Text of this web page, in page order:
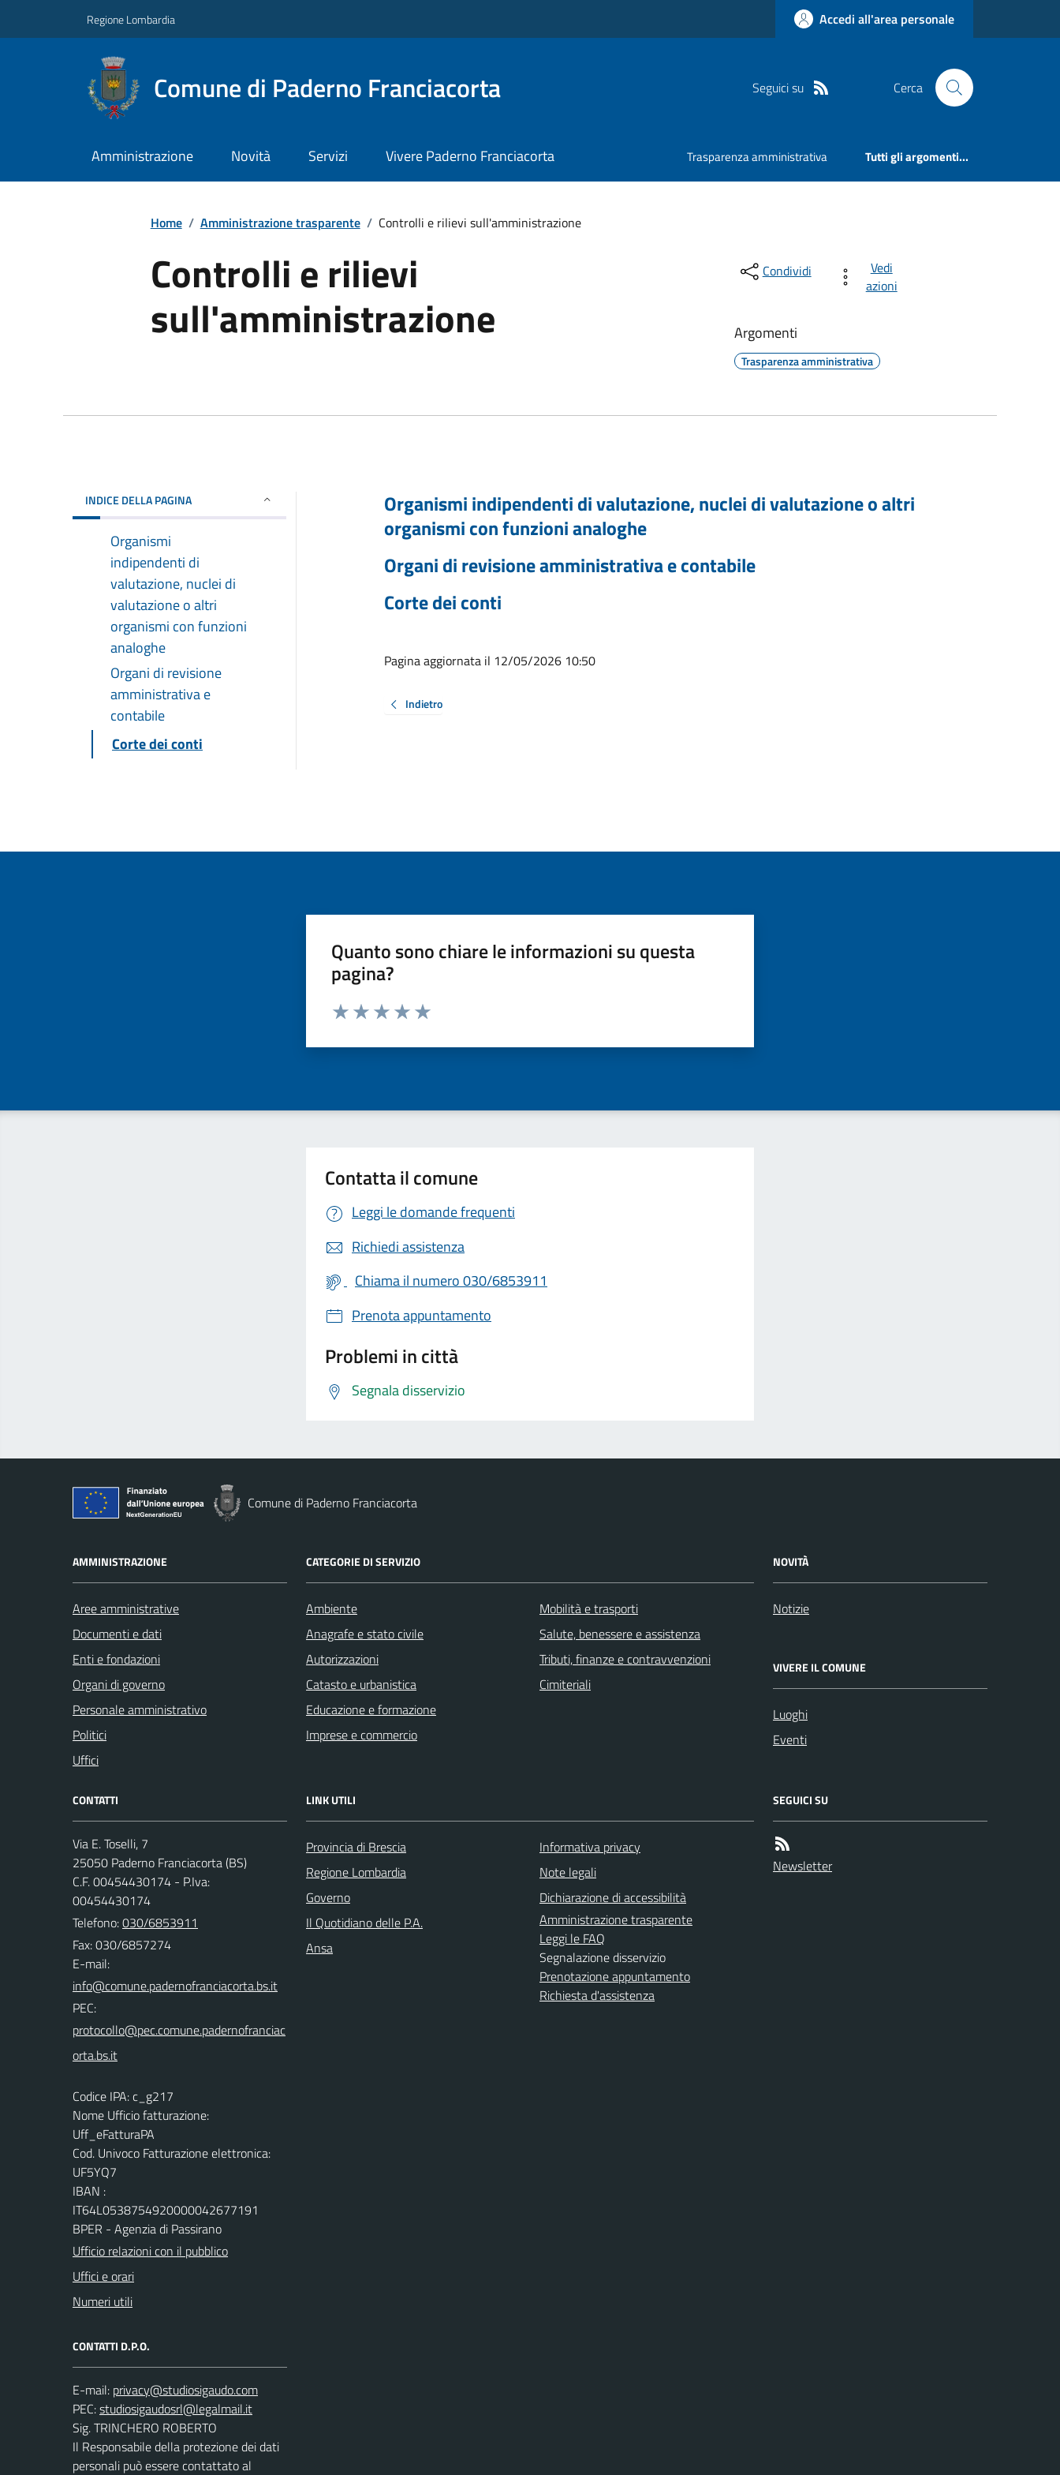
Regione Lombardia Accedi all'area personale
Comune di Paderno Franciacorta Seguici su Cerca
Amministrazione Novità Servizi Vivere Paderno Franciacorta Trasparenza amministrativa Tutti gli argomenti...
Home / Amministrazione trasparente / Controlli e rilievi sull'amministrazione
Controlli e rilievi
sull'amministrazione
Condividi
Vedi
azioni
Argomenti
Trasparenza amministrativa
INDICE DELLA PAGINA
Organismi
indipendenti di
valutazione, nuclei di
valutazione o altri
organismi con funzioni
analoghe
Organi di revisione
amministrativa e
contabile
Corte dei conti
Organismi indipendenti di valutazione, nuclei di valutazione o altri
organismi con funzioni analoghe
Organi di revisione amministrativa e contabile
Corte dei conti
Pagina aggiornata il 12/05/2026 10:50
Indietro
Quanto sono chiare le informazioni su questa
pagina?
Valuta da 1 a 5 stelle la pagina
Contatta il comune
Leggi le domande frequenti
Richiedi assistenza
Chiama il numero 030/6853911
Prenota appuntamento
Problemi in città
Segnala disservizio
Comune di Paderno Franciacorta
AMMINISTRAZIONE
Aree amministrative
Documenti e dati
Enti e fondazioni
Organi di governo
Personale amministrativo
Politici
Uffici
CATEGORIE DI SERVIZIO
Ambiente
Anagrafe e stato civile
Autorizzazioni
Catasto e urbanistica
Educazione e formazione
Imprese e commercio
Mobilità e trasporti
Salute, benessere e assistenza
Tributi, finanze e contravvenzioni
Cimiteriali
NOVITÀ
Notizie
VIVERE IL COMUNE
Luoghi
Eventi
CONTATTI
Via E. Toselli, 7
25050 Paderno Franciacorta (BS)
C.F. 00454430174 - P.Iva:
00454430174
Telefono:030/6853911
Fax: 030/6857274
E-mail:
PEC:
Codice IPA: c_g217
Nome Ufficio fatturazione:
Uff_eFatturaPA
Cod. Univoco Fatturazione elettronica:
UF5YQ7
IBAN :
IT64L0538754920000042677191
BPER - Agenzia di Passirano
Ufficio relazioni con il pubblico
Uffici e orari
Numeri utili
CONTATTI D.P.O.
E-mail:
PEC:
Sig. TRINCHERO ROBERTO
Il Responsabile della protezione dei dati
personali può essere contattato al
LINK UTILI
Provincia di Brescia
Regione Lombardia
Governo
Il Quotidiano delle P.A.
Ansa
Informativa privacy
Note legali
Dichiarazione di accessibilità
Amministrazione trasparente
Leggi le FAQ
Segnalazione disservizio
Prenotazione appuntamento
Richiesta d'assistenza
SEGUICI SU
Newsletter